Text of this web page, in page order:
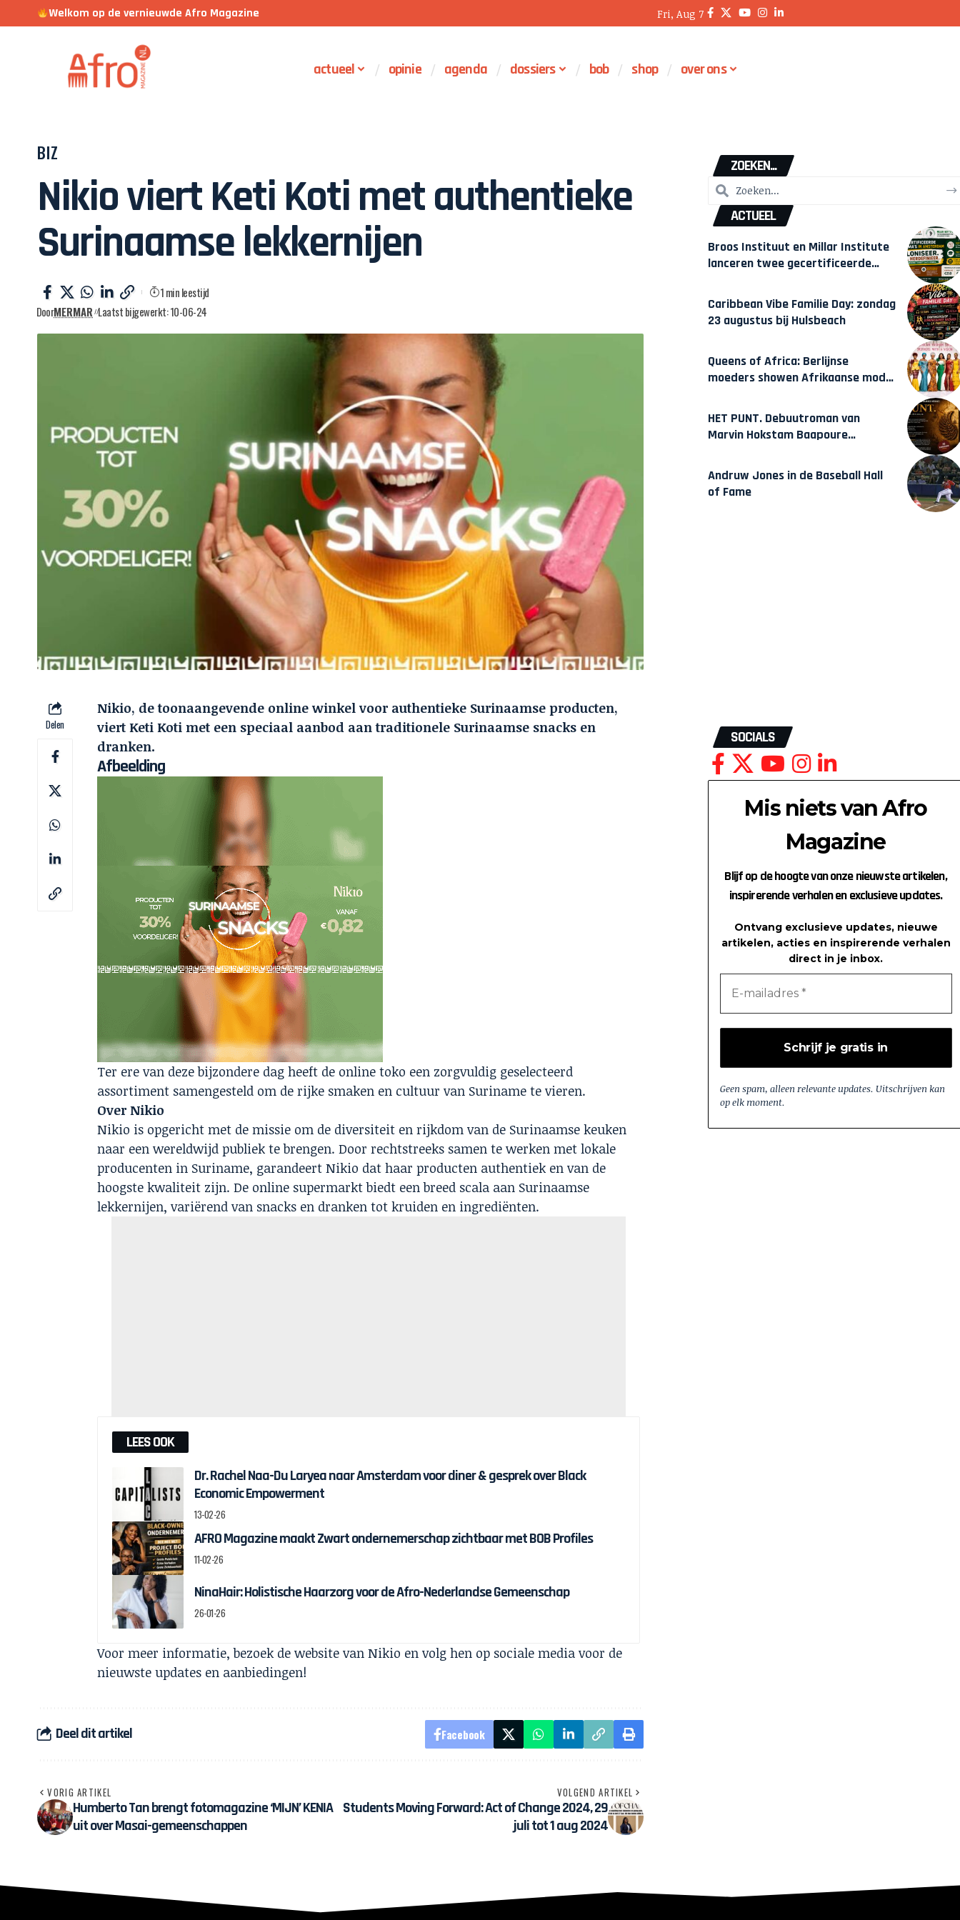
Welkom op de vernieuwde Afro Magazine Fri, Aug 7
actueel opinie agenda dossiers bob shop over ons
BIZ
Nikio viert Keti Koti met authentieke
Surinaamse lekkernijen
DoorMERMAR Laatst bijgewerkt: 10-06-24
1 min leestijd
Delen
Nikio, de toonaangevende online winkel voor authentieke Surinaamse producten,
viert Keti Koti met een speciaal aanbod aan traditionele Surinaamse snacks en
dranken.
Afbeelding
Ter ere van deze bijzondere dag heeft de online toko een zorgvuldig geselecteerd
assortiment samengesteld om de rijke smaken en cultuur van Suriname te vieren.
Over Nikio
Nikio is opgericht met de missie om de diversiteit en rijkdom van de Surinaamse keuken
naar een wereldwijd publiek te brengen. Door rechtstreeks samen te werken met lokale
producenten in Suriname, garandeert Nikio dat haar producten authentiek en van de
hoogste kwaliteit zijn. De online supermarkt biedt een breed scala aan Surinaamse
lekkernijen, variërend van snacks en dranken tot kruiden en ingrediënten.
LEES OOK
Dr. Rachel Naa-Du Laryea naar Amsterdam voor diner & gesprek over Black
Economic Empowerment
13-02-26
AFRO Magazine maakt Zwart ondernemerschap zichtbaar met BOB Profiles
11-02-26
NinaHair: Holistische Haarzorg voor de Afro-Nederlandse Gemeenschap
26-01-26
Voor meer informatie, bezoek de website vanNikio en volg hen op sociale media voor de
nieuwste updates en aanbiedingen!
Deel dit artikel Facebook
VORIG ARTIKEL
Humberto Tan brengt fotomagazine ‘MIJN’ KENIA
uit over Masai-gemeenschappen
VOLGEND ARTIKEL
Students Moving Forward: Act of Change 2024, 29
juli tot 1 aug 2024
ZOEKEN...
ACTUEEL
Broos Instituut en Millar Institute
lanceren twee gecertificeerde
Amsterdam
Caribbean Vibe Familie Day: zondag
23 augustus bij Hulsbeach
Queens of Africa: Berlijnse
moeders showen Afrikaanse mode
HET PUNT. Debuutroman van
Marvin Hokstam Baapoure
Andruw Jones in de Baseball Hall
of Fame
SOCIALS
Mis niets van Afro
Magazine
Blijf op de hoogte van onze nieuwste artikelen,
inspirerende verhalen en exclusieve updates.
Ontvang exclusieve updates, nieuwe
artikelen, acties en inspirerende verhalen
direct in je inbox.
Geen spam, alleen relevante updates. Uitschrijven kan
op elk moment.